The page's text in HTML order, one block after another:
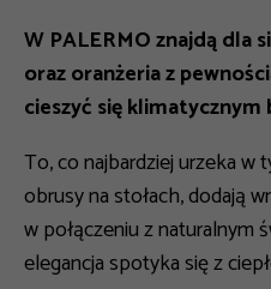
W PALERMO znajdą dla
oraz oranżeria z
cieszyć się
To, co najbardziej urzeka w
obrusy na stołach, dodają
w połączeniu z naturalnym
elegancja spotyka się z